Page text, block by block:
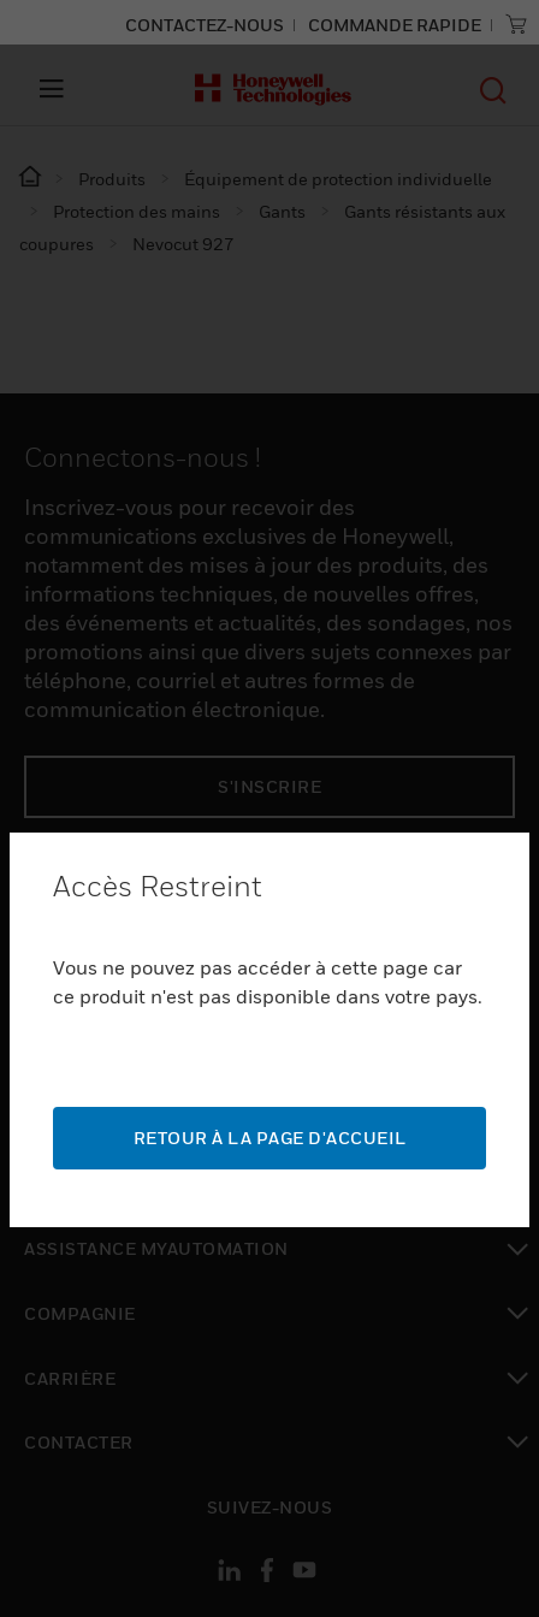
CONTACTEZ-NOUS COMMANDE RAPIDE
Produits
Équipement de protection individuelle
Protection des mains
Gants
Gants résistants aux
coupures
Nevocut 927
Connectons-nous !
Inscrivez-vous pour recevoir des
communications exclusives de Honeywell,
notamment des mises à jour des produits, des
informations techniques, de nouvelles offres,
des événements et actualités, des sondages, nos
promotions ainsi que divers sujets connexes par
téléphone, courriel et autres formes de
communication électronique.
S'INSCRIRE
toggle view
SERVICES
toggle view
toggle view
toggle view
ASSISTANCE MYAUTOMATION
COMPAGNIE
CARRIÈRE
CONTACTER
SUIVEZ-NOUS
Accès Restreint
Vous ne pouvez pas accéder à cette page car
ce produit n'est pas disponible dans votre pays.
RETOUR À LA PAGE D'ACCUEIL